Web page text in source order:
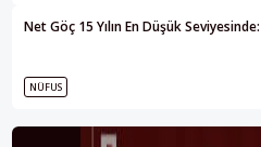
Net Göç 15 Yılın En Düşük
NÜFUS